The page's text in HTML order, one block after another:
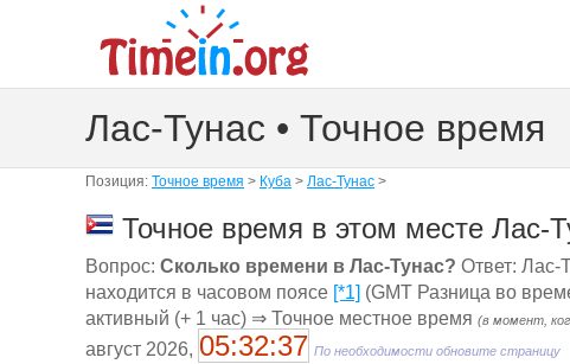
Лас-Тунас • Точное время
Позиция: Точное время > Куба > Лас-Тунас >
Точное время в этом месте Лас-
Вопрос: Сколько времени в Лас-Тунас? Ответ: Лас-
находится в часовом поясе [*1] (GMT Разница во
активный (+ 1 час) ⇒ Точное местное время (в момент,
август 2026, 05:32:37 По необходимости обновите страницу